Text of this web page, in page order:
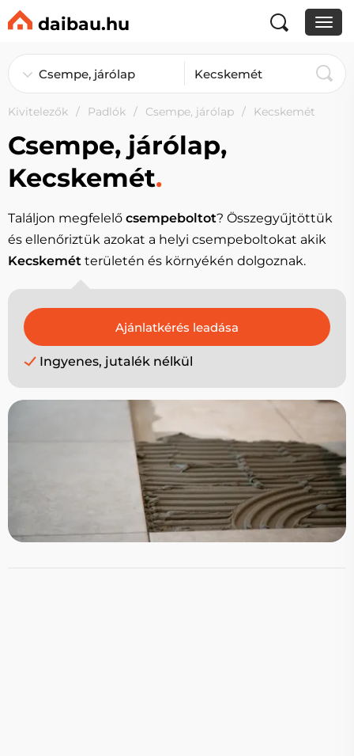
daibau.hu
Kivitelezők Padlók Csempe, járólap Kecskemét
Csempe, járólap,
Kecskemét.
Találjon megfelelő csempeboltot? Összegyűjtöttük
és ellenőriztük azokat a helyi csempeboltokat akik
Kecskemét területén és környékén dolgoznak.
Ingyenes, jutalék nélkül